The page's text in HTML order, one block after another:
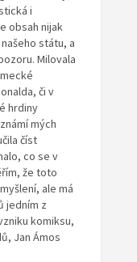
i
obsah nijak
státu, a
Milovala
či v
hrdiny
mých
číst
co se v
že toto
ale má
jedním z
komiksu,
Jan Ámos